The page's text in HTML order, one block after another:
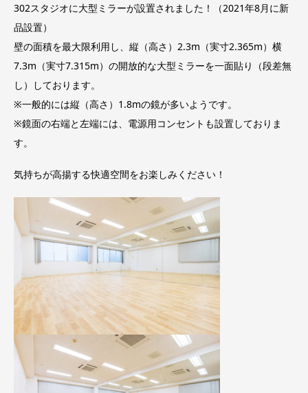
302スタジオに大型ミラーが設置されました！（2021年8月に新
品設置）
壁の面積を最大限利用し、縦（高さ）2.3m（実寸2.365m）横
7.3m（実寸7.315m）の開放的な大型ミラーを一面貼り（段差無
し）しております。
※一般的には縦（高さ）1.8mの鏡が多いようです。
※鏡面の右端と左端には、電源用コンセントも設置しておりま
す。
気持ちが高揚する快適空間をお楽しみください！